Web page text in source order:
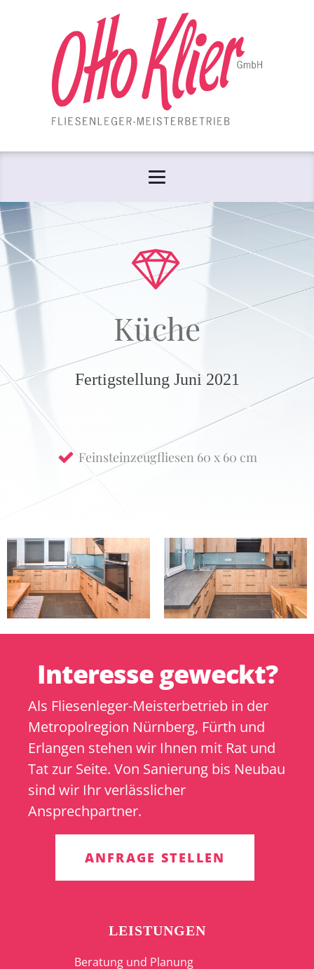
Küche
Fertigstellung Juni 2021
Feinsteinzeugfliesen 60 x 60 cm
Interesse geweckt?
Als Fliesenleger-Meisterbetrieb in der
Metropolregion Nürnberg, Fürth und
Erlangen stehen wir Ihnen mit Rat und
Tat zur Seite. Von Sanierung bis Neubau
sind wir Ihr verlässlicher
Ansprechpartner.
ANFRAGE STELLEN
LEISTUNGEN
Beratung und Planung